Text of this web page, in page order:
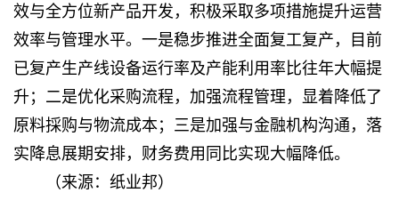
效与全方位新产品开发，积极采取多项措施提升运营
效率与管理水平。一是稳步推进全面复工复产，目前
已复产生产线设备运行率及产能利用率比往年大幅提
升；二是优化采购流程，加强流程管理，显着降低了
原料採购与物流成本；三是加强与金融机构沟通，落
实降息展期安排，财务费用同比实现大幅降低。
（来源：纸业邦）